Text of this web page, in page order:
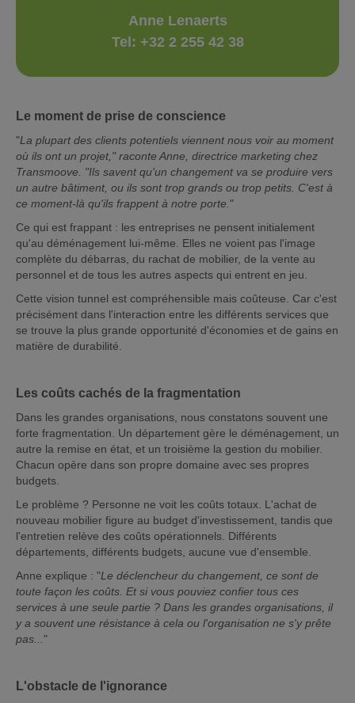
Anne Lenaerts
Tel: +32 2 255 42 38
Le moment de prise de conscience
"La plupart des clients potentiels viennent nous voir au moment
où ils ont un projet," raconte Anne, directrice marketing chez
Transmoove. "Ils savent qu'un changement va se produire vers
un autre bâtiment, ou ils sont trop grands ou trop petits. C'est à
ce moment-là qu'ils frappent à notre porte. "
Ce qui est frappant : les entreprises ne pensent initialement
qu'au déménagement lui-même. Elles ne voient pas l'image
complète du débarras, du rachat de mobilier, de la vente au
personnel et de tous les autres aspects qui entrent en jeu.
Cette vision tunnel est compréhensible mais coûteuse. Car c'est
précisément dans l'interaction entre les différents services que
se trouve la plus grande opportunité d'économies et de gains en
matière de durabilité.
Les coûts cachés de la fragmentation
Dans les grandes organisations, nous constatons souvent une
forte fragmentation. Un département gère le déménagement, un
autre la remise en état, et un troisième la gestion du mobilier.
Chacun opère dans son propre domaine avec ses propres
budgets.
Le problème ? Personne ne voit les coûts totaux. L'achat de
nouveau mobilier figure au budget d'investissement, tandis que
l'entretien relève des coûts opérationnels. Différents
départements, différents budgets, aucune vue d'ensemble.
Anne explique : "Le déclencheur du changement, ce sont de
toute façon les coûts. Et si vous pouviez confier tous ces
services à une seule partie ? Dans les grandes organisations, il
y a souvent une résistance à cela ou l'organisation ne s'y prête
pas... "
L'obstacle de l'ignorance